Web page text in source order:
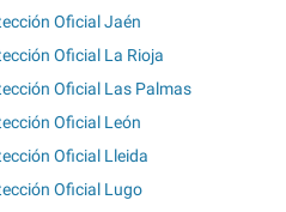
Oficial Jaén
Oficial La Rioja
Oficial Las Palmas
Oficial León
Oficial Lleida
Oficial Lugo